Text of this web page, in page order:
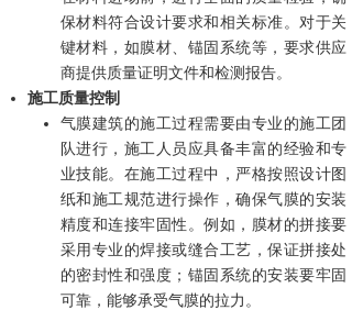
保材料符合设计要求和相关标准。对于关
键材料，如膜材、锚固系统等，要求供应
商提供质量证明文件和检测报告。
施工质量控制
气膜建筑的施工过程需要由专业的施工团
队进行，施工人员应具备丰富的经验和专
业技能。在施工过程中，严格按照设计图
纸和施工规范进行操作，确保气膜的安装
精度和连接牢固性。例如，膜材的拼接要
采用专业的焊接或缝合工艺，保证拼接处
的密封性和强度；锚固系统的安装要牢固
可靠，能够承受气膜的拉力。